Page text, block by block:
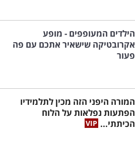
הילדים המעופפים - מופע
אקרובטיקה שישאיר אתכם עם פה
פעור
המורה היפני הזה מכין לתלמידיו
הפתעות נפלאות על הלוח
הכיתתי...